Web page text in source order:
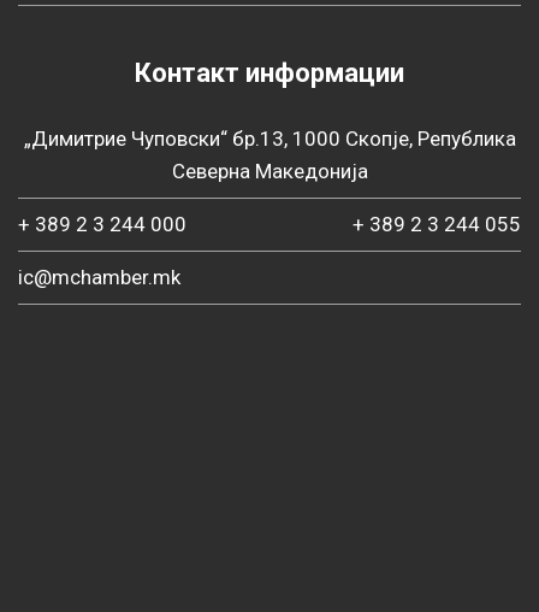
Контакт информации
„Димитрие Чуповски“ бр.13, 1000 Скопје, Република
Северна Македонија
+ 389 2 3 244 000 + 389 2 3 244 055
ic@mchamber.mk